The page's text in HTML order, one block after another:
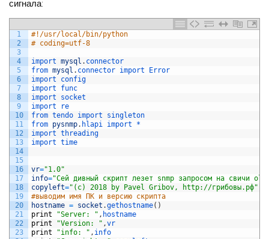
сигнала:
1
2
3
4
5
6
7
8
9
10
11
12
13
14
15
16
17
18
19
20
21
22
23
#!/usr/local/bin/python
# coding=utf-8
import mysql . connector
from mysql . connector import Error
import config
import func
import socket
import
re
from tendo import singleton
from pysnmp. hlapi import *
import threading
import time
vr="1.0"
info="Сей дивный скрипт лезет snmp запросом на свичи
copyleft="(с) 2018 by Pavel Gribov, http://грибовы.рф"
#выводим имя ПК и версию скрипта
hostname = socket .gethostname( )
print
"Server: " , hostname
print
"Version: " ,vr
print
"info: " , info